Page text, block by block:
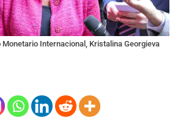
Monetario Internacional, Kristalina Georgieva